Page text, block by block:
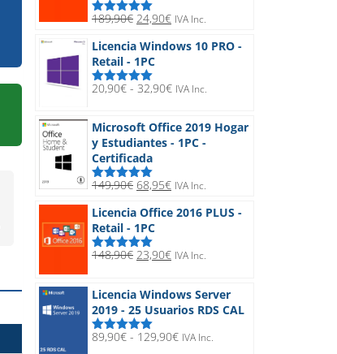
Valorado
5
189,90€ El
original
era:
189,90€.
24,90€El
actual
IVA Inc.
Licencia Windows 10 PRO -
Retail - 1PC
Valorado
20,90€ - 32,90€Rango
desde
20,90€
32,90€
IVA Inc.
Microsoft Office 2019 Hogar
y Estudiantes - 1PC -
Certificada
Valorado
5
149,90€ El
original
era:
149,90€.
68,95€El
actual
IVA Inc.
Licencia Office 2016 PLUS -
Retail - 1PC
Valorado
148,90€ El
era:
148,90€.
23,90€El
es:
23,90€.
IVA Inc.
Licencia Windows Server
2019 - 25 Usuarios RDS CAL
Valorado
89,90€ - 129,90€Rango
IVA Inc.